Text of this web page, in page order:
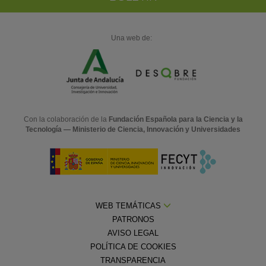
Una web de:
Con la colaboración de la Fundación Española para la Ciencia y la
Tecnología — Ministerio de Ciencia, Innovación y Universidades
WEB TEMÁTICAS
PATRONOS
AVISO LEGAL
POLÍTICA DE COOKIES
TRANSPARENCIA